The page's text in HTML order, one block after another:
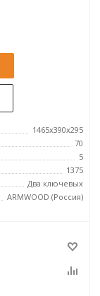
1465х390х295
70
5
1375
Два ключевых
ARMWOOD (Россия)